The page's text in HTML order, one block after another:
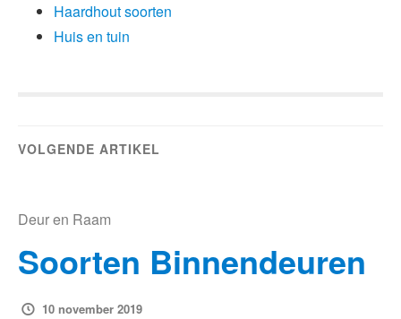
Haardhout soorten
Huis en tuin
VOLGENDE ARTIKEL
Deur en Raam
Soorten Binnendeuren
10 november 2019